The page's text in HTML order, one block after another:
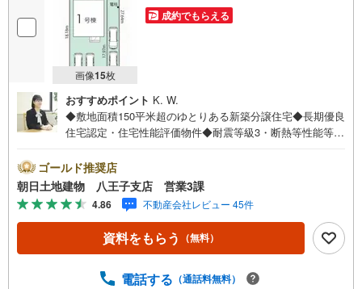
画像15枚
成約でもらえる
おすすめポイント K. W.
◆敷地面積150平米超のゆとりある新築分譲住宅◆長期優良
住宅認定・住宅性能評価物件◆耐震等級3・断熱等性能等級
住宅◆南道路に面し陽当たり良好
ゴールド推奨店
朝日土地建物 八王子支店 営業3課
4.86 不動産会社レビュー 45件
資料をもらう （無料）
電話する （通話料無料）